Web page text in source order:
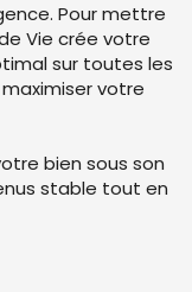
Pour mettre
Vie crée votre
sur toutes les
votre
bien sous son
stable tout en